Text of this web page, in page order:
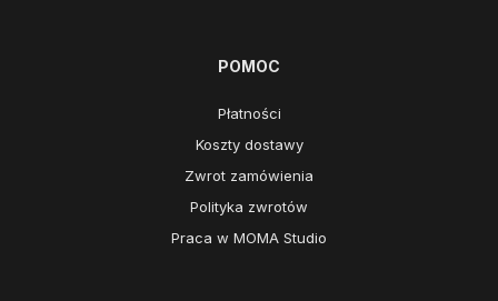
POMOC
Płatności
Koszty dostawy
Zwrot zamówienia
Polityka zwrotów
Praca w MOMA Studio